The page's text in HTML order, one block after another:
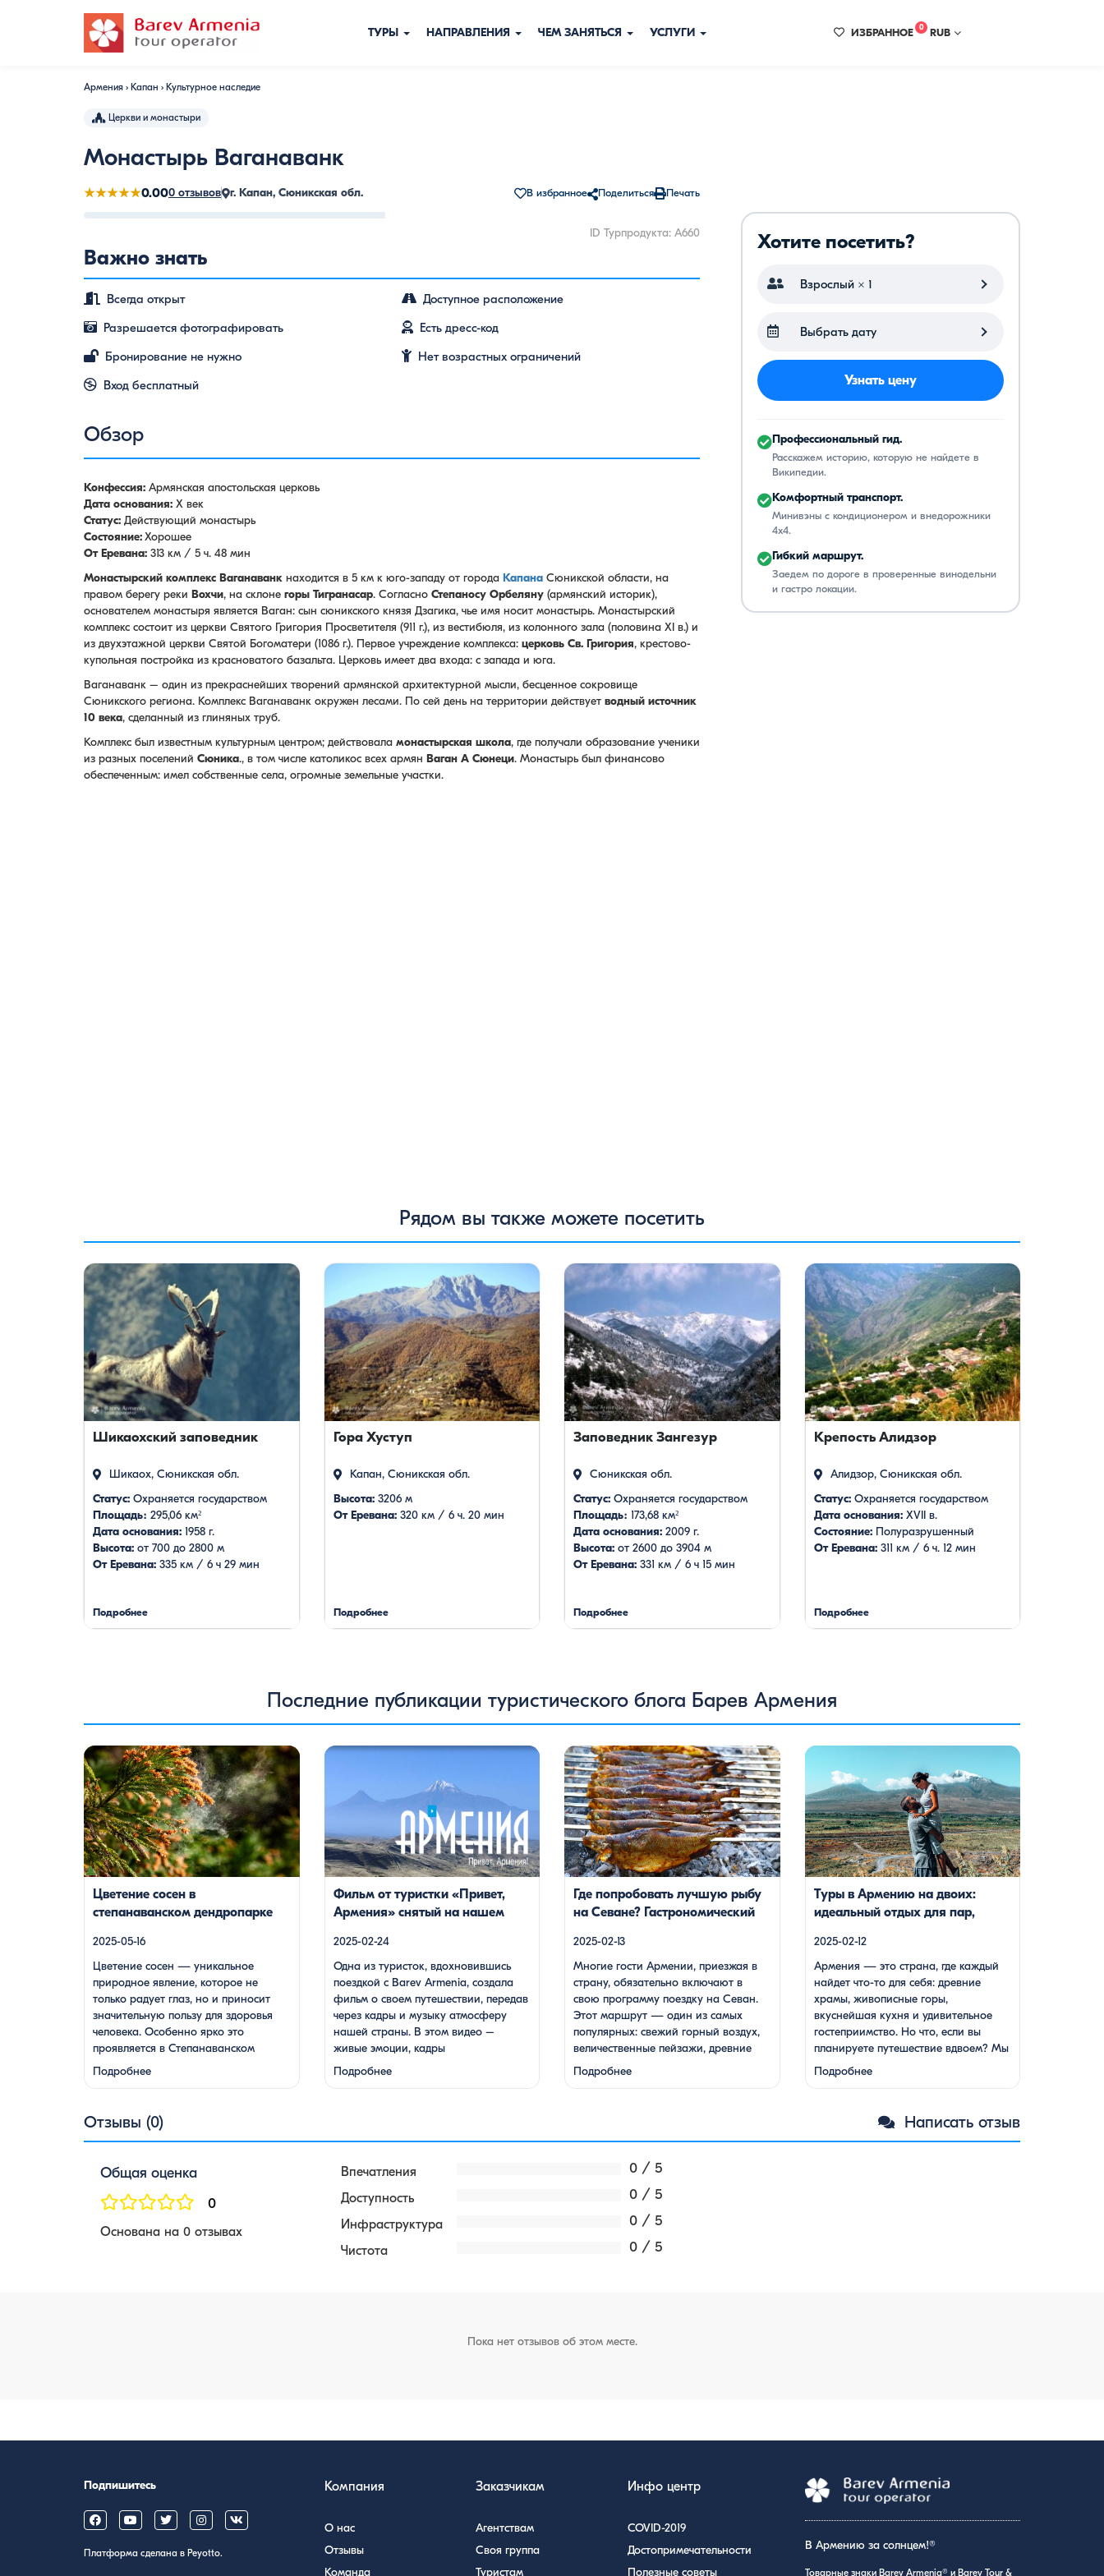
ТУРЫ НАПРАВЛЕНИЯ ЧЕМ ЗАНЯТЬСЯ УСЛУГИ ИЗБРАННОЕ 0 RUB
Армения › Капан › Культурное наследие
Церкви и монастыри
Монастырь Ваганаванк
★★★★★0.000 отзывов г. Капан, Сюникская обл. В избранное Поделиться Печать
ID Турпродукта: A660
Важно знать
Всегда открыт
Доступное расположение
Разрешается фотографировать
Есть дресс-код
Бронирование не нужно
Нет возрастных ограничений
Вход бесплатный
Обзор
Конфессия: Армянская апостольская церковь
Дата основания: X век
Статус: Действующий монастырь
Состояние:Хорошее
От Еревана: 313 км / 5 ч. 48 мин
Монастырский комплекс Ваганаванк находится в 5 км к юго-западу от города Капана Сюникской области, на
правом берегу реки Вохчи, на склоне горы Тигранасар. Согласно Степаносу Орбеляну (армянский историк),
основателем монастыря является Ваган: сын сюникского князя Дзагика, чье имя носит монастырь. Монастырский
комплекс состоит из церкви Святого Григория Просветителя (911 г.), из вестибюля, из колонного зала (половина XI в.) и
из двухэтажной церкви Святой Богоматери (1086 г.). Первое учреждение комплекса: церковь Св. Григория, крестово-
купольная постройка из красноватого базальта. Церковь имеет два входа: с запада и юга.
Ваганаванк – один из прекраснейших творений армянской архитектурной мысли, бесценное сокровище
Сюникского региона. Комплекс Ваганаванк окружен лесами. По сей день на территории действует водный источник
10 века, сделанный из глиняных труб.
Комплекс был известным культурным центром; действовала монастырская школа, где получали образование ученики
из разных поселений Сюника., в том числе католикос всех армян Ваган А Сюнеци. Монастырь был финансово
обеспеченным: имел собственные села, огромные земельные участки.
Хотите посетить?
Взрослый × 1
Выбрать дату
Узнать цену
Профессиональный гид.
Расскажем историю, которую не найдете в
Википедии.
Комфортный транспорт.
Минивэны с кондиционером и внедорожники
4x4.
Гибкий маршрут.
Заедем по дороге в проверенные винодельни
и гастро локации.
Рядом вы также можете посетить
Шикаохский заповедник
Шикаох, Сюникская обл.
Статус: Охраняется государством
Площадь։ 295,06 км²
Дата основания: 1958 г.
Высота: от 700 до 2800 м
От Еревана: 335 км / 6 ч 29 мин
Подробнее
Гора Хуступ
Капан, Сюникская обл.
Высота:3206 м
От Еревана:320 км / 6 ч. 20 мин
Подробнее
Заповедник Зангезур
Сюникская обл.
Статус: Охраняется государством
Площадь։ 173,68 км²
Дата основания: 2009 г.
Высота: от 2600 до 3904 м
От Еревана: 331 км / 6 ч 15 мин
Подробнее
Крепость Алидзор
Алидзор, Сюникская обл.
Статус:Охраняется государством
Дата основания:XVII в.
Состояние:Полуразрушенный
От Еревана:311 км / 6 ч. 12 мин
Подробнее
Последние публикации туристического блога Барев Армения
Цветение сосен — уникальное
природное явление, которое не только
радует глаз, но и приносит
значительную пользу для здоровья
человека. Особенно ярко это
проявляется в Степанаванском
дендропарке в Армении, где сосны
цветут в конце мая, создавая
воздух целебными веществами.
Степанаванский дендропарк: жемчужина
Лорийской области Степанаванский
«Сочут» (в […]
Цветение сосен в
степанаванском дендропарке
2025-05-16
Цветение сосен — уникальное
природное явление, которое не
только радует глаз, но и приносит
значительную пользу для здоровья
человека. Особенно ярко это
проявляется в Степанаванском
дендропарке в Армении, где сосны
цветут в конце мая, создавая
воздух целебными веществами.
Степанаванский дендропарк:
жемчужина Лорийской области
известный как «Сочут» (в …
Подробнее
Одна из туристок, вдохновившись
фильм о своем путешествии, передав
через кадры и музыку атмосферу нашей
страны. В этом видео – живые эмоции,
кадры фантастической красоты
монастырей, захватывающие виды гор и
долин, тепло и душевность местных
Путешествие под завораживающие
мелодии дудука Дживана Гаспаряна
стало настоящим погружением […]
Фильм от туристки «Привет,
Армения» снятый на нашем
2025-02-24
Одна из туристок, вдохновившись
поездкой с Barev Armenia, создала
фильм о своем путешествии, передав
через кадры и музыку атмосферу
нашей страны. В этом видео –
живые эмоции, кадры
фантастической красоты
монастырей, захватывающие виды
завораживающие мелодии дудука
Дживана Гаспаряна стало
настоящим погружением …
Подробнее
Многие гости Армении, приезжая в
страну, обязательно включают в свою
программу поездку на Севан. Этот
маршрут — один из самых популярных:
свежий горный воздух, величественные
пейзажи, древние храмы и, конечно же,
местная кухня. На Севане можно
посетить Севанаванк — знаменитый
полуострове, а также Айраванк, который
менее известен, но не менее […]
Где попробовать лучшую рыбу
на Севане? Гастрономический
2025-02-13
Многие гости Армении, приезжая в
страну, обязательно включают в
свою программу поездку на Севан.
Этот маршрут — один из самых
популярных: свежий горный воздух,
величественные пейзажи, древние
храмы и, конечно же, местная кухня.
На Севане можно посетить
который менее известен, но не менее
Подробнее
Армения — это страна, где каждый
найдет что-то для себя: древние храмы,
живописные горы, вкуснейшая кухня и
удивительное гостеприимство. Но что,
если вы планируете путешествие
вдвоем? Мы подготовили туры, которые
подойдут для всех случаев — будь вы
друзьями, подругами, родителями с
возрасте. Какой тур выбрать для
путешествия вдвоем? 1. […]
Туры в Армению на двоих:
идеальный отдых для пар,
2025-02-12
Армения — это страна, где каждый
найдет что-то для себя: древние
храмы, живописные горы,
вкуснейшая кухня и удивительное
гостеприимство. Но что, если вы
планируете путешествие вдвоем? Мы
подготовили туры, которые подойдут
для всех случаев — будь вы друзьями,
молодой парой или супругами в
возрасте. Какой тур выбрать для
путешествия вдвоем? 1. …
Подробнее
Отзывы (0) Написать отзыв
Общая оценка
0
Основана на 0 отзывах
Впечатления 0 / 5
Доступность 0 / 5
Инфраструктура 0 / 5
Чистота 0 / 5
Пока нет отзывов об этом месте.
Подпишитесь
Платформа сделана в Peyotto.
Компания
О нас
Отзывы
Команда
Заказчикам
Агентствам
Своя группа
Туристам
Инфо центр
COVID-2019
Достопримечательности
Полезные советы
В Армению за солнцем!®
Товарные знаки Barev Armenia® и Barev Tour &